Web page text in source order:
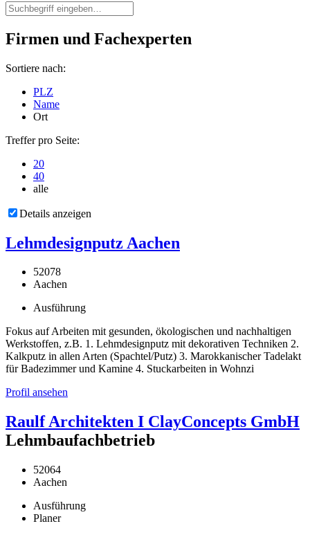
Firmen und Fachexperten
Sortiere nach:
PLZ
Name
Ort
Treffer pro Seite:
20
40
alle
Details anzeigen
Lehmdesignputz Aachen
52078
Aachen
Ausführung
Fokus auf Arbeiten mit gesunden, ökologischen und nachhaltigen
Werkstoffen, z.B. 1. Lehmdesignputz mit dekorativen Techniken 2.
Kalkputz in allen Arten (Spachtel/Putz) 3. Marokkanischer Tadelakt
für Badezimmer und Kamine 4. Stuckarbeiten in Wohnzi
Profil ansehen
Raulf Architekten I ClayConcepts GmbH
Lehmbaufachbetrieb
52064
Aachen
Ausführung
Planer